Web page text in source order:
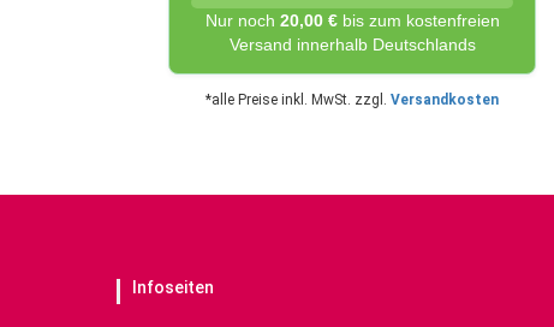
Nur noch 20,00 €bis zum kostenfreien
Versand innerhalb Deutschlands
*alle Preise inkl. MwSt. zzgl. Versandkosten
Infoseiten